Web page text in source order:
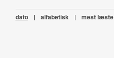
dato | alfabetisk | mest læste